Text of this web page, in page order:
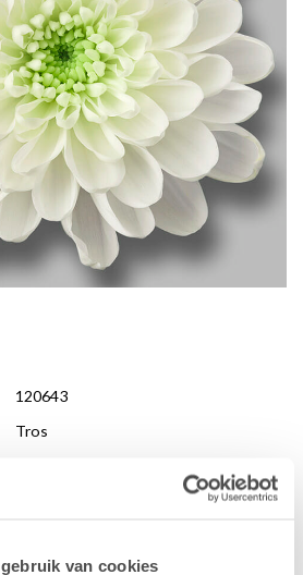
van cookies
DEUTSCH FRANÇAIS РУССКИЙ
120643
Tros